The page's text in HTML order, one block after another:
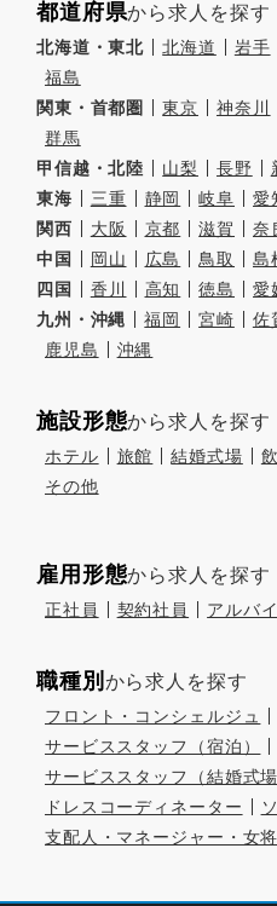
都道府県から求人を探す
北海道・東北 北海道 岩手
福島
関東・首都圏
東京 神奈川
群馬
甲信越・北陸
山梨 長野
東海
三重 静岡 岐阜
愛
関西
大阪 京都 滋賀 奈
中国
岡山 広島 鳥取 島
四国
香川 高知 徳島
愛
九州・沖縄
福岡 宮崎 佐
鹿児島
沖縄
施設形態から求人を探す
ホテル 旅館 結婚式場
その他
雇用形態から求人を探す
正社員 契約社員 アルバ
職種別 から求人を探す
フロント・コンシェルジュ
サービススタッフ（宿泊）
サービススタッフ（結婚式場
ドレスコーディネーター
支配人・マネージャー・女将